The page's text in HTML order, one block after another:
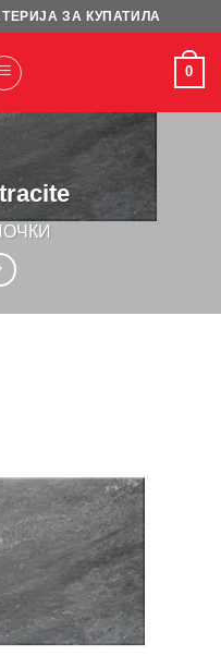
ЗА КУПАТИЛА
0